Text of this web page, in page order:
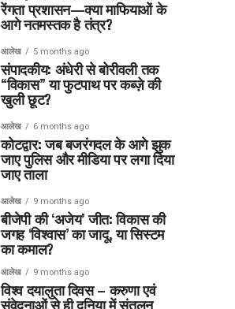
रेंगता प्रशासन—क्या माफियाओं के
आगे नतमस्तक है तंत्र?
आलेख 5 months ago
संपादकीय: अंधेरी से बोरीवली तक
“विकास” या फुटपाथ पर कब्ज़े की
खुली छूट?
आलेख 6 months ago
कोटद्वार: जब बजरंगदल के आगे झुक
जाए पुलिस और मीडिया पर लगा दिया
जाए ताला
आलेख 9 months ago
बीजेपी की ‘अजेय’ जीत: विकास की
जगह ‘विश्वास’ का जादू, या सिस्टम
का कमाल?
आलेख 9 months ago
विश्व दयालुता दिवस – करुणा एवं
संवेदनाओं से ही दुनिया में संतुलन